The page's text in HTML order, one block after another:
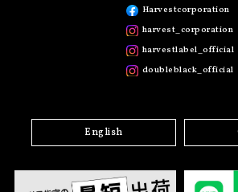
Harvestcorporation
harvest_corporation
harvestlabel_official
doubleblack_official
English